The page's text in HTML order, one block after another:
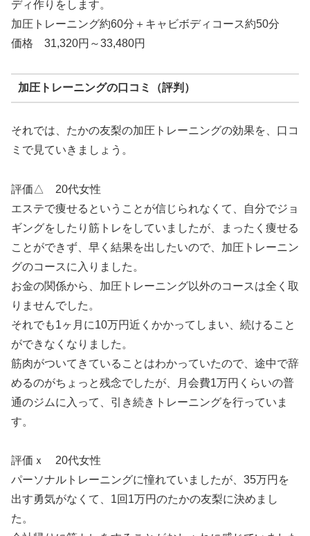
ディ作りをします。
加圧トレーニング約60分＋キャビボディコース約50分
価格 31,320円～33,480円
加圧トレーニングの口コミ（評判）
それでは、たかの友梨の加圧トレーニングの効果を、口コ
ミで見ていきましょう。
評価△ 20代女性
エステで痩せるということが信じられなくて、自分でジョ
ギングをしたり筋トレをしていましたが、まったく痩せる
ことができず、早く結果を出したいので、加圧トレーニン
グのコースに入りました。
お金の関係から、加圧トレーニング以外のコースは全く取
りませんでした。
それでも1ヶ月に10万円近くかかってしまい、続けること
ができなくなりました。
筋肉がついてきていることはわかっていたので、途中で辞
めるのがちょっと残念でしたが、月会費1万円くらいの普
通のジムに入って、引き続きトレーニングを行っていま
す。
評価ｘ 20代女性
パーソナルトレーニングに憧れていましたが、35万円を
出す勇気がなくて、1回1万円のたかの友梨に決めまし
た。